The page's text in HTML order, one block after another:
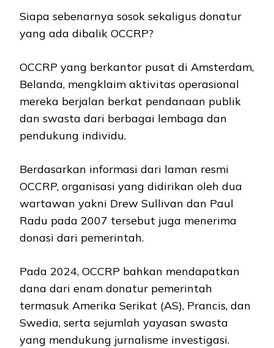
Siapa sebenarnya sosok sekaligus donatur
yang ada dibalik OCCRP?
OCCRP yang berkantor pusat di Amsterdam,
Belanda, mengklaim aktivitas operasional
mereka berjalan berkat pendanaan publik
dan swasta dari berbagai lembaga dan
pendukung individu.
Berdasarkan informasi dari laman resmi
OCCRP, organisasi yang didirikan oleh dua
wartawan yakni Drew Sullivan dan Paul
Radu pada 2007 tersebut juga menerima
donasi dari pemerintah.
Pada 2024, OCCRP bahkan mendapatkan
dana dari enam donatur pemerintah
termasuk Amerika Serikat (AS), Prancis, dan
Swedia, serta sejumlah yayasan swasta
yang mendukung jurnalisme investigasi.